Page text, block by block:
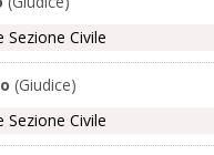
Sezione Civile
(Giudice)
Sezione Civile